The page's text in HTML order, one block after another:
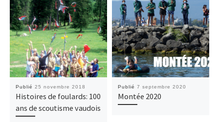
Publié 25 novembre 2018
Histoires de foulards: 100
ans de scoutisme vaudois
Publié 7 septembre 2020
Montée 2020